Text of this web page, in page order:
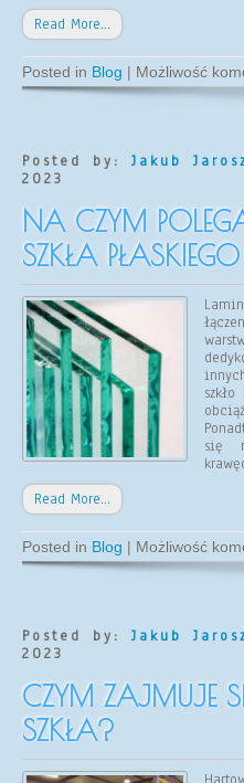
Read More…
Posted in Blog | Możliwość
Posted by:Jakub
2023
NA CZYM
SZKŁA
się
Read More…
Posted in Blog | Możliwość
Posted by:Jakub
2023
CZYM ZAJMUJE
SZKŁA?